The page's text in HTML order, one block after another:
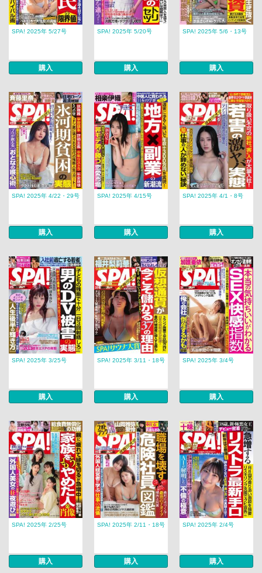
SPA! 2025年 5/27号
購入
SPA! 2025年 5/20号
購入
SPA! 2025年 5/6・13号
購入
SPA! 2025年 4/22・29号
購入
SPA! 2025年 4/15号
購入
SPA! 2025年 4/1・8号
購入
SPA! 2025年 3/25号
購入
SPA! 2025年 3/11・18号
購入
SPA! 2025年 3/4号
購入
SPA! 2025年 2/25号
購入
SPA! 2025年 2/11・18号
購入
SPA! 2025年 2/4号
購入